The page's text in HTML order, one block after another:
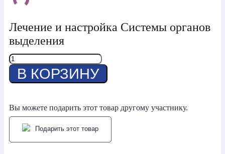
Лечение и настройка Системы органов
выделения
Количество
товара
Система
Органов
В КОРЗИНУ
Вы можете подарить этот товар другому участнику.
Подарить этот товар